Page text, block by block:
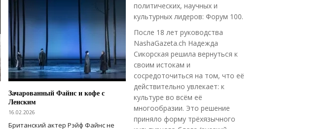
Зачарованный Файнс и кофе с
Ленским
16.02.2026
Британский актер Рэйф Файнс не
политических, научных и
культурных лидеров: Форум 100.
После 18 лет руководства
NashaGazeta.ch Надежда
Сикорская решила вернуться к
своим истокам и
сосредоточиться на том, что её
действительно увлекает: к
культуре во всём её
многообразии. Это решение
приняло форму трёхязычного